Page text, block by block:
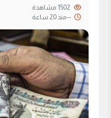
--منذ 20 ساعة